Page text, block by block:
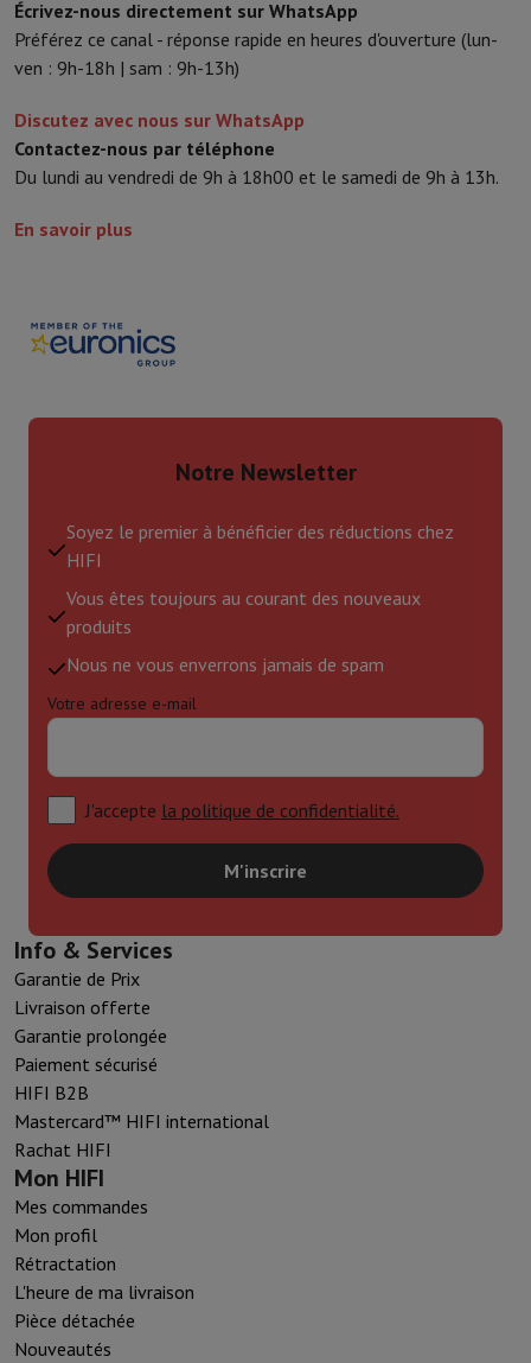
Écrivez-nous directement sur WhatsApp
Préférez ce canal - réponse rapide en heures d'ouverture (lun-
ven : 9h-18h | sam : 9h-13h)
Discutez avec nous sur WhatsApp
Contactez-nous par téléphone
Du lundi au vendredi de 9h à 18h00 et le samedi de 9h à 13h.
En savoir plus
Notre Newsletter
Soyez le premier à bénéficier des réductions chez
HIFI
Vous êtes toujours au courant des nouveaux
produits
Nous ne vous enverrons jamais de spam
Votre adresse e-mail
J'accepte la politique de confidentialité.
M'inscrire
Info & Services
Garantie de Prix
Livraison offerte
Garantie prolongée
Paiement sécurisé
HIFI B2B
Mastercard™ HIFI international
Rachat HIFI
Mon HIFI
Mes commandes
Mon profil
Rétractation
L'heure de ma livraison
Pièce détachée
Nouveautés